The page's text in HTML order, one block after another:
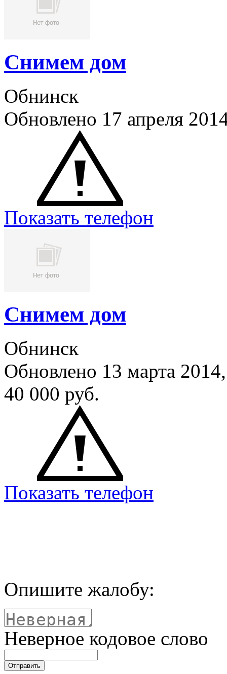
Снимем дом
Обнинск
Обновлено 17 апреля
Показать телефон
Снимем дом
Обнинск
Обновлено 13 марта
40 000 руб.
Показать телефон
Опишите жалобу:
Неверное кодовое слово